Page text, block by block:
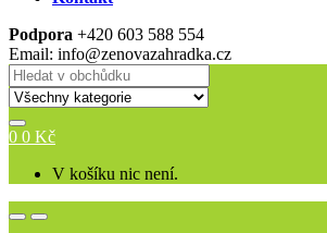
Podpora +420 603 588 554
Email: info@zenovazahradka.cz
Search for:
0 0 Kč
V košíku nic není.
OpenClose